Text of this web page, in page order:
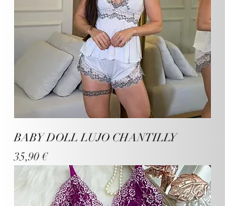
BABY DOLL LUJO CHANTILLY
Precio
35,90 €